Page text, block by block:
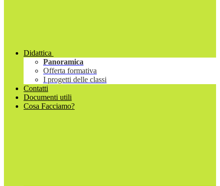
Didattica
Panoramica
Offerta formativa
I progetti delle classi
Contatti
Documenti utili
Cosa Facciamo?